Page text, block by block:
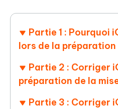
Partie 1 : Pourquoi
lors de la préparation
Partie 2 : Corriger
préparation de la
Partie 3 : Corriger